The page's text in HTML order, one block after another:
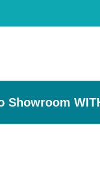
Showroom